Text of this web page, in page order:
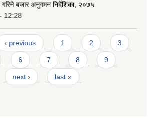
गरिने बजार अनुगमन निर्देशिका, २०७५
12:28
‹ previous 1 2 3
6 7 8 9
next › last »